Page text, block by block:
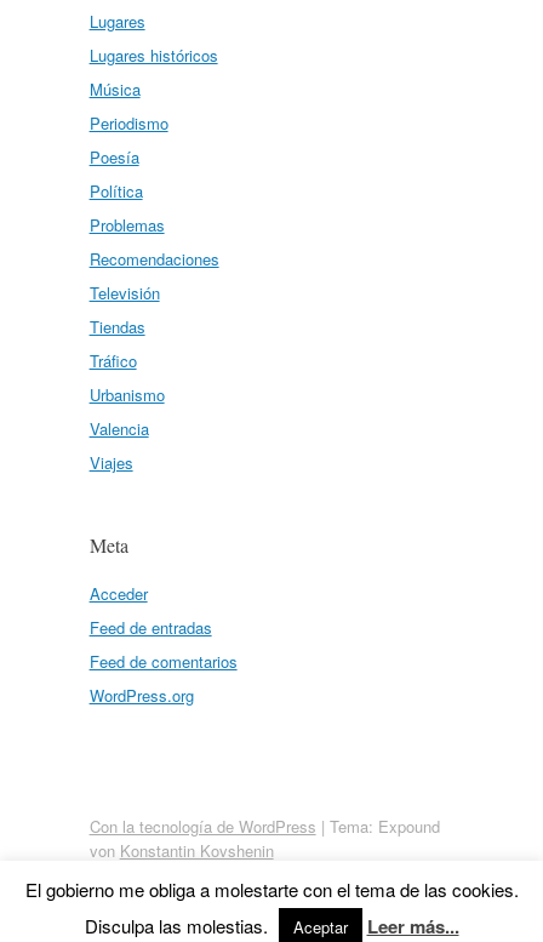
Lugares
Lugares históricos
Música
Periodismo
Poesía
Política
Problemas
Recomendaciones
Televisión
Tiendas
Tráfico
Urbanismo
Valencia
Viajes
Meta
Acceder
Feed de entradas
Feed de comentarios
WordPress.org
Con la tecnología de WordPress | Tema: Expound
von Konstantin Kovshenin
El gobierno me obliga a molestarte con el tema de las cookies.
Disculpa las molestias.
Aceptar Leer más...